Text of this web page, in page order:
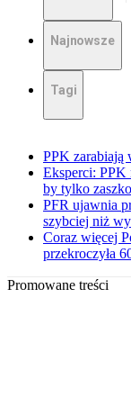
Najnowsze
Tagi
PPK zarabiają
Eksperci: PPK
by tylko
PFR ujawnia
szybciej niż
Coraz więcej
przekroczyła
Promowane treści